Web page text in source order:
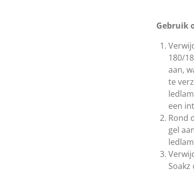
Gebruik
180/
aan,
te
een
Rond
gel
Soakz